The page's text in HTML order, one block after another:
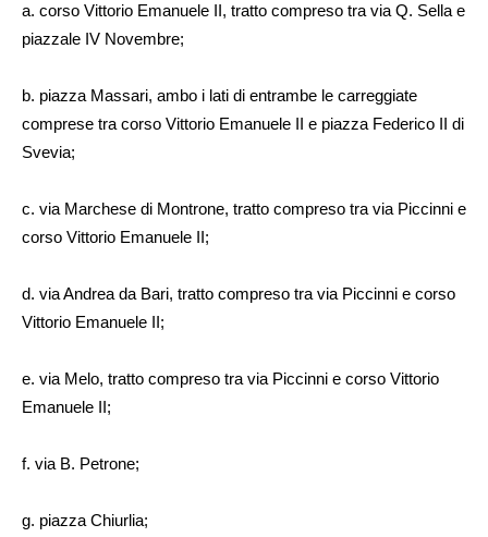
a. corso Vittorio Emanuele II, tratto compreso tra via Q. Sella e
piazzale IV Novembre;
b. piazza Massari, ambo i lati di entrambe le carreggiate
comprese tra corso Vittorio Emanuele II e piazza Federico II di
Svevia;
c. via Marchese di Montrone, tratto compreso tra via Piccinni e
corso Vittorio Emanuele II;
d. via Andrea da Bari, tratto compreso tra via Piccinni e corso
Vittorio Emanuele II;
e. via Melo, tratto compreso tra via Piccinni e corso Vittorio
Emanuele II;
f. via B. Petrone;
g. piazza Chiurlia;